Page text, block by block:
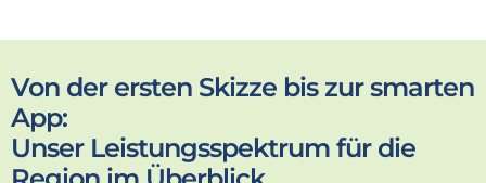
Von der ersten Skizze bis zur smarten
App:
Unser Leistungsspektrum für die